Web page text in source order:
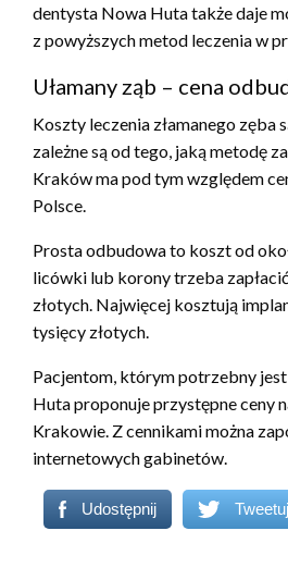
dentysta Nowa Huta także daje
z powyższych metod leczenia w
Ułamany ząb – cena
Koszty leczenia złamanego zęba
zależne są od tego, jaką metodę
Kraków ma pod tym względem
Polsce.
Prosta odbudowa to koszt od
licówki lub korony trzeba
złotych. Najwięcej kosztują
tysięcy złotych.
Pacjentom, którym potrzebny
Huta proponuje przystępne ceny
Krakowie. Z cennikami można
internetowych gabinetów.
Udostępnij Tweetuj